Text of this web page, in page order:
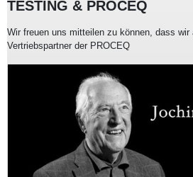
TESTING & PROCEQ
Wir freuen uns mitteilen zu können, dass wir
Vertriebspartner der PROCEQ